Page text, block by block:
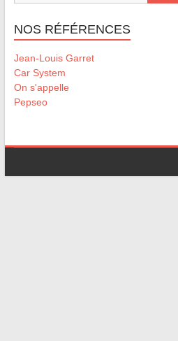
NOS RÉFÉRENCES
Jean-Louis Garret
Car System
On s'appelle
Pepseo